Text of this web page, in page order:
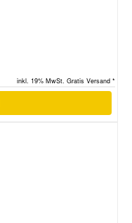
inkl. 19% MwSt. Gratis Versand *